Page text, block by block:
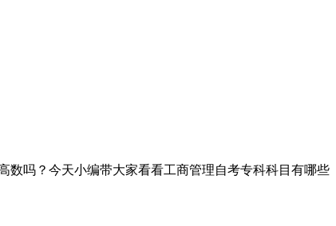
数吗？今天小编带大家看看工商管理自考专科科目有哪些